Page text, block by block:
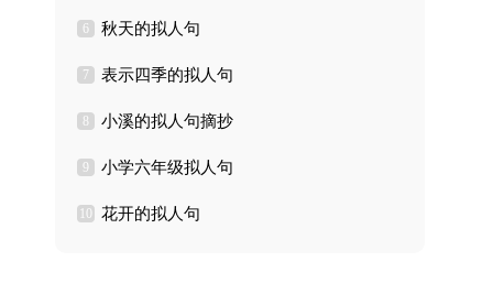
6 秋天的拟人句
7 表示四季的拟人句
8 小溪的拟人句摘抄
9 小学六年级拟人句
10 花开的拟人句